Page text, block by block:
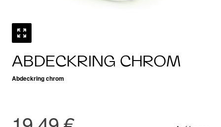
ABDECKRING CHROM
Abdeckring chrom